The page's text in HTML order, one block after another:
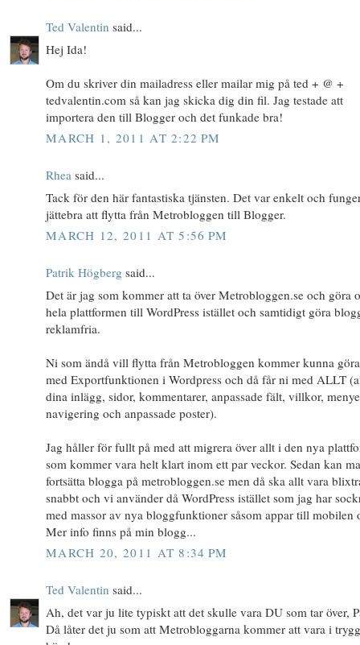
Ted Valentin said...
Hej Ida!
Om du skriver din mailadress eller mailar mig på ted + @ +
tedvalentin.com så kan jag skicka dig din fil. Jag testade att
importera den till Blogger och det funkade bra!
MARCH 1, 2011 AT 2:22 PM
Rhea said...
Tack för den här fantastiska tjänsten. Det var enkelt och
jättebra att flytta från Metrobloggen till Blogger.
MARCH 12, 2011 AT 5:56 PM
Patrik Högberg said...
Det är jag som kommer att ta över Metrobloggen.se och göra
hela plattformen till WordPress istället och samtidigt göra
reklamfria.
Ni som ändå vill flytta från Metrobloggen kommer kunna
med Exportfunktionen i Wordpress och då får ni med ALLT
dina inlägg, sidor, kommentarer, anpassade fält, villkor,
navigering och anpassade poster).
Jag håller för fullt på med att migrera över allt i den nya
som kommer vara helt klart inom ett par veckor. Sedan kan
fortsätta blogga på metrobloggen.se men då ska allt vara
snabbt och vi använder då WordPress istället som jag har
med massor av nya bloggfunktioner såsom appar till mobilen
Mer info finns på min blogg...
MARCH 20, 2011 AT 8:34 PM
Ted Valentin said...
Ah, det var ju lite typiskt att det skulle vara DU som tar över,
Då låter det ju som att Metrobloggarna kommer att vara i